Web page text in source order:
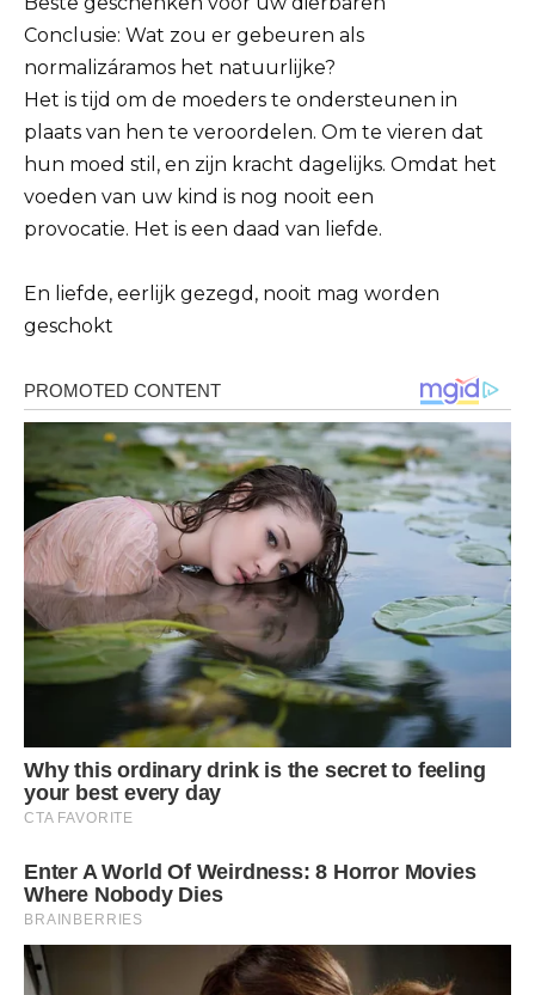
Conclusie: Wat zou er gebeuren als
normalizáramos het natuurlijke?
Het is tijd om de moeders te ondersteunen in
plaats van hen te veroordelen. Om te vieren dat
hun moed stil, en zijn kracht dagelijks. Omdat het
voeden van uw kind is nog nooit een
provocatie. Het is een daad van liefde.
En liefde, eerlijk gezegd, nooit mag worden
geschokt